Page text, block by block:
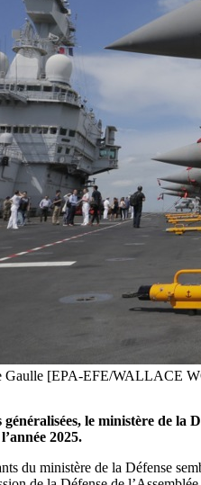
Gaulle [EPA-EFE/WALLACE
généralisées, le ministère de
2025.
du ministère de la Défense